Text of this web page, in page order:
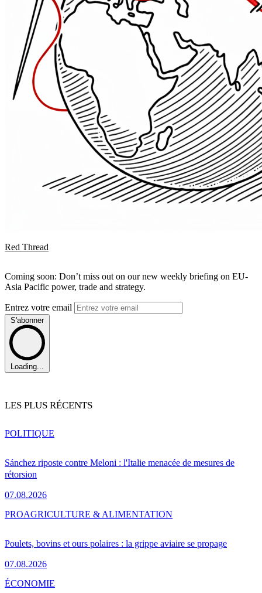
Red Thread
Coming soon: Don’t miss out on our new weekly briefing on EU-
Asia Pacific power, trade and strategy.
Entrez votre email
S'abonner
Loading...
LES PLUS RÉCENTS
Sánchez riposte contre Meloni : l'Italie menacée de mesures de
rétorsion
07.08.2026
POLITIQUE
Poulets, bovins et ours polaires : la grippe aviaire se propage
07.08.2026
PROAGRICULTURE & ALIMENTATION
ÉCONOMIE